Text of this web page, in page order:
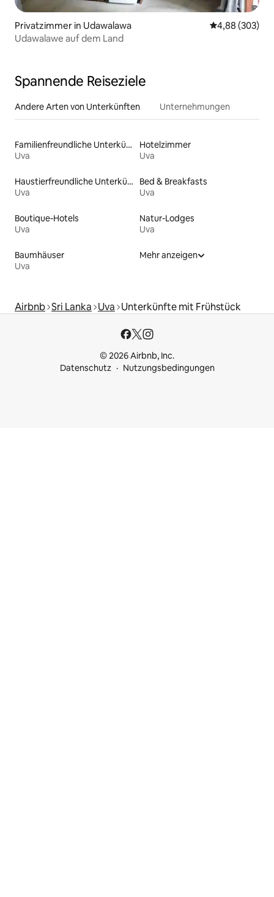
Privatzimmer in Udawalawa
4,88 (303)
Udawalawe auf dem Land
Spannende Reiseziele
Andere Arten von Unterkünften Unternehmungen
Familienfreundliche Unterkünfte
Uva
Hotelzimmer
Uva
Haustierfreundliche Unterkünfte
Uva
Bed & Breakfasts
Uva
Boutique-Hotels
Uva
Natur-Lodges
Uva
Baumhäuser
Uva
Mehr anzeigen
Airbnb Sri Lanka Uva Unterkünfte mit Frühstück
© 2026 Airbnb, Inc.
Datenschutz
Nutzungsbedingungen